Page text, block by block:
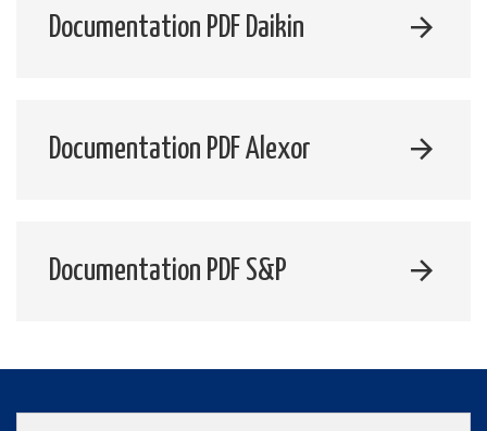
Documentation PDF Daikin
Documentation PDF Alexor
Documentation PDF S&P